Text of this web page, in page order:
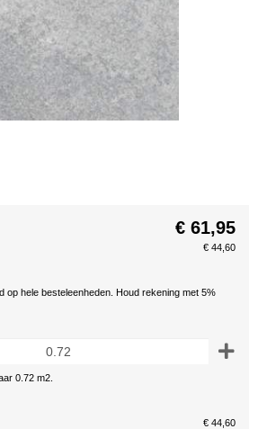
€ 61,95
€ 44,60
op hele besteleenheden. Houd rekening met 5%
0.72 m2.
€ 44,60